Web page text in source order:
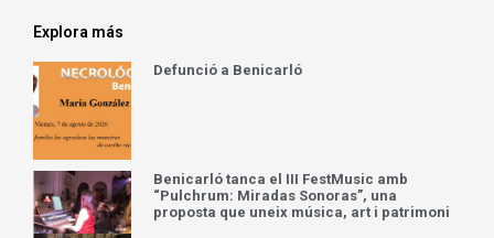
Explora más
Defunció a Benicarló
Benicarló tanca el III FestMusic amb
“Pulchrum: Miradas Sonoras”, una
proposta que uneix música, art i patrimoni